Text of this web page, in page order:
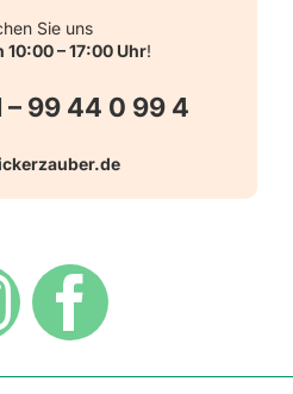
und
Sie uns
10:00 – 17:00 Uhr!
– 99 44 0 99 4